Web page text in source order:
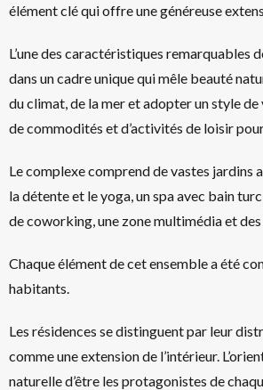
élément clé qui offre une généreuse
L’une des caractéristiques remarquables
dans un cadre unique qui mêle beauté
du climat, de la mer et adopter un style
de commodités et d’activités de loisir
Le complexe comprend de vastes jardins
la détente et le yoga, un spa avec bain
de coworking, une zone multimédia et
Chaque élément de cet ensemble a été
habitants.
Les résidences se distinguent par leur
comme une extension de l’intérieur.
naturelle d’être les protagonistes de